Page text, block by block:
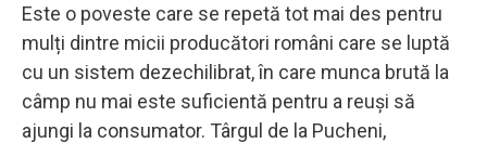
Este o poveste care se repetă tot mai des pentru
mulți dintre micii producători români care se luptă
cu un sistem dezechilibrat, în care munca brută la
câmp nu mai este suficientă pentru a reuși să
ajungi la consumator. Târgul de la Pucheni,